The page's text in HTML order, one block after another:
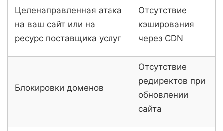
Целенаправленная атака
на ваш сайт или на
ресурс поставщика услуг
Отсутствие
кэширования
через CDN
Блокировки доменов
Отсутствие
редиректов при
обновлении
сайта